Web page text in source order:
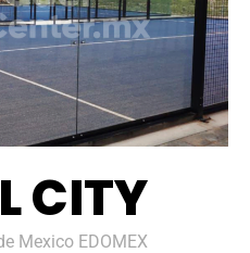
CITY
Mexico EDOMEX